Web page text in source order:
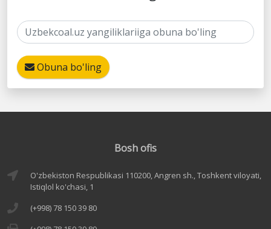
Obuna bo'ling
Bosh ofis
O'zbekiston Respublikasi 110200, Angren sh., Toshkent viloyati,
Istiqlol ko'chasi, 1
(+998) 78 150 39 80